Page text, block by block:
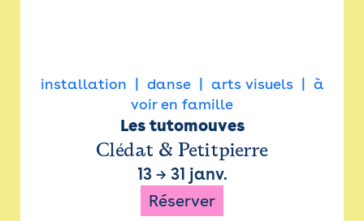
installation danse arts visuels
à
voir en famille
Les tutomouves
Clédat & Petitpierre
13→ 31 janv.
Réserver